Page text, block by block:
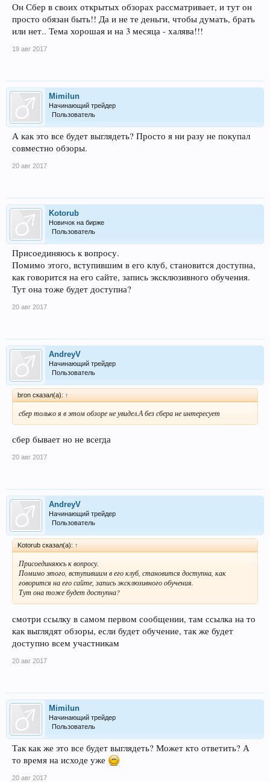
Он Сбер в своих открытых обзорах рассматривает, и тут он
просто обязан быть!! Да и не те деньги, чтобы думать, брать
или нет.. Тема хорошая и на 3 месяца - халява!!!
19 авг 2017
Mimilun
Начинающий трейдер
Пользователь
А как это все будет выглядеть? Просто я ни разу не покупал
совместно обзоры.
20 авг 2017
Kotorub
Новичок на бирже
Пользователь
Присоединяюсь к вопросу.
Помимо этого, вступившим в его клуб, становится доступна,
как говорится на его сайте, запись эксклюзивного обучения.
Тут она тоже будет доступна?
20 авг 2017
AndreyV
Начинающий трейдер
Пользователь
bron сказал(а): ↑
сбер только я в этом обзоре не увидел.А без сбера не интересует
сбер бывает но не всегда
20 авг 2017
AndreyV
Начинающий трейдер
Пользователь
Kotorub сказал(а): ↑
Присоединяюсь к вопросу.
Помимо этого, вступившим в его клуб, становится доступна, как
говорится на его сайте, запись эксклюзивного обучения.
Тут она тоже будет доступна?
смотри ссылку в самом первом сообщении, там ссылка на то
как выглядят обзоры, если будет обучение, так же будет
доступно всем участникам
20 авг 2017
Mimilun
Начинающий трейдер
Пользователь
Так как же это все будет выглядеть? Может кто ответить? А
то время на исходе уже
20 авг 2017